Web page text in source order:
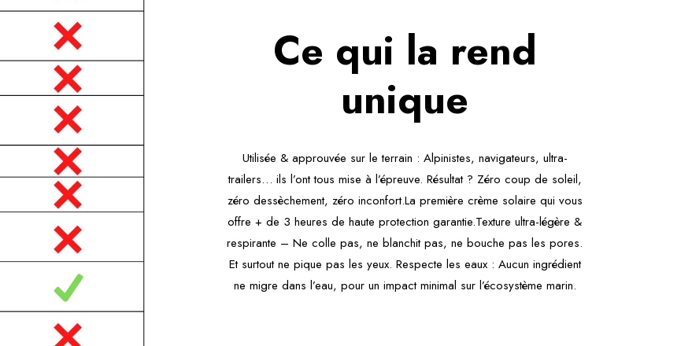
Ce qui la rend
unique
Utilisée & approuvée sur le terrain : Alpinistes, navigateurs, ultra-
trailers… ils l’ont tous mise à l’épreuve. Résultat ? Zéro coup de soleil,
zéro dessèchement, zéro inconfort.La première crème solaire qui vous
offre + de 3 heures de haute protection garantie.Texture ultra-légère &
respirante – Ne colle pas, ne blanchit pas, ne bouche pas les pores.
Et surtout ne pique pas les yeux. Respecte les eaux : Aucun ingrédient
ne migre dans l’eau, pour un impact minimal sur l’écosystème marin.